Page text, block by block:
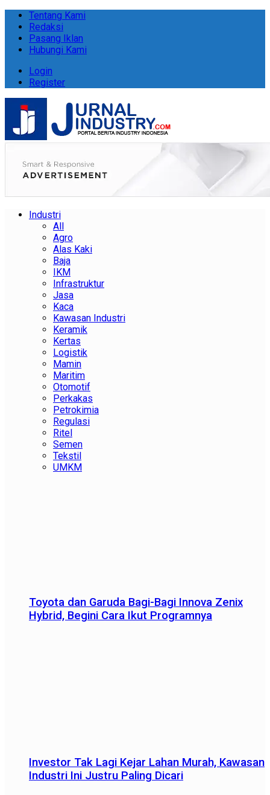
Tentang Kami
Redaksi
Pasang Iklan
Hubungi Kami
Login
Register
Industri
All
Agro
Alas Kaki
Baja
IKM
Infrastruktur
Jasa
Kaca
Kawasan Industri
Keramik
Kertas
Logistik
Mamin
Maritim
Otomotif
Perkakas
Petrokimia
Regulasi
Ritel
Semen
Tekstil
UMKM
Toyota dan Garuda Bagi-Bagi Innova Zenix
Hybrid, Begini Cara Ikut Programnya
Investor Tak Lagi Kejar Lahan Murah, Kawasan
Industri Ini Justru Paling Dicari